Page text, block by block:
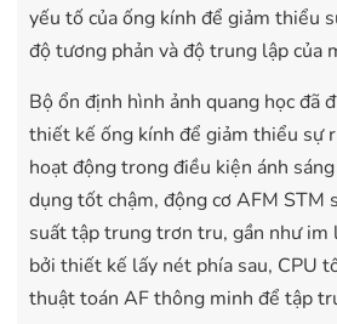
yếu tố của ống kính để giảm thiểu
độ tương phản và độ trung lập của
Bộ ổn định hình ảnh quang học đã
thiết kế ống kính để giảm thiểu sự
hoạt động trong điều kiện ánh
dụng tốt chậm, động cơ AFM STM
suất tập trung trơn tru, gần như im
bởi thiết kế lấy nét phía sau, CPU
thuật toán AF thông minh để tập